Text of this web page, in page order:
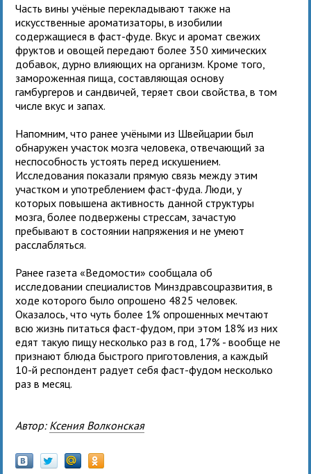
Часть вины учёные перекладывают также на
искусственные ароматизаторы, в изобилии
содержащиеся в фаст-фуде. Вкус и аромат свежих
фруктов и овощей передают более 350 химических
добавок, дурно влияющих на организм. Кроме того,
замороженная пища, составляющая основу
гамбургеров и сандвичей, теряет свои свойства, в том
числе вкус и запах.
Напомним, что ранее учёными из Швейцарии был
обнаружен участок мозга человека, отвечающий за
неспособность устоять перед искушением.
Исследования показали прямую связь между этим
участком и употреблением фаст-фуда. Люди, у
которых повышена активность данной структуры
мозга, более подвержены стрессам, зачастую
пребывают в состоянии напряжения и не умеют
расслабляться.
Ранее газета «Ведомости» сообщала об
исследовании специалистов Минздравсоцразвития, в
ходе которого было опрошено 4825 человек.
Оказалось, что чуть более 1% опрошенных мечтают
всю жизнь питаться фаст-фудом, при этом 18% из них
едят такую пищу несколько раз в год, 17% - вообще не
признают блюда быстрого приготовления, а каждый
10-й респондент радует себя фаст-фудом несколько
раз в месяц.
Автор: Ксения Волконская